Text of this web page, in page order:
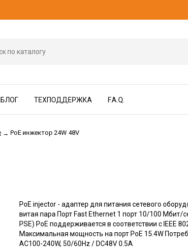
ТЕХПОДДЕРЖКА F.A.Q.
→ PoE инжектор 24W 48V
PoE injector - адаптер для питания сетевого
витая пара Порт Fast Ethernet 1 порт 10/100 Мбит/
PSE) PoE поддерживается в соответствии с IEEE
Максимальная мощность на порт PoE 15.4W
AC100-240W, 50/60Hz / DC48V 0.5A